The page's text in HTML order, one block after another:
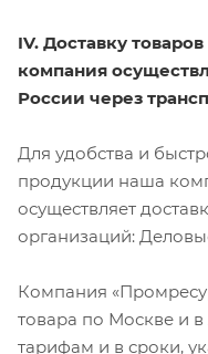
IV. Доставку
компания
России через
Для удобства и
продукции наша
осуществляет
организаций:
Компания
товара по Москве и
тарифам и в сроки,